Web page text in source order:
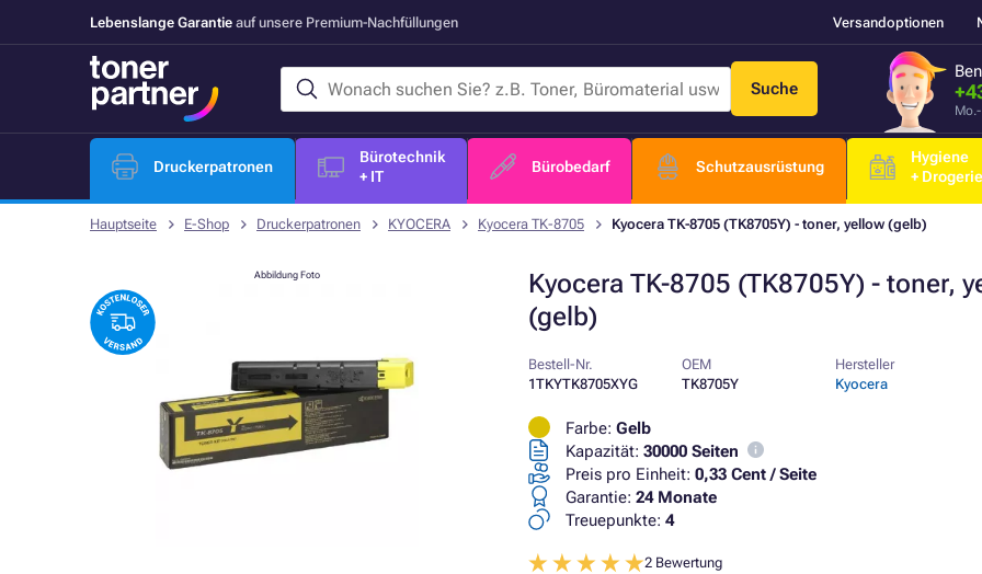
Lebenslange Garantie auf unsere Premium-Nachfüllungen Versandoptionen
Suche
Druckerpatronen
Bürotechnik
+ IT
Bürobedarf Schutzausrüstung
Hygiene
+ Drogerie
Hauptseite E-Shop Druckerpatronen KYOCERA Kyocera TK-8705 Kyocera TK-8705 (TK8705Y) - toner, yellow (gelb)
Kyocera TK-8705 (TK8705Y) - toner,
(gelb)
Abbildung Foto
Bestell-Nr.
1TKYTK8705XYG
OEM
TK8705Y
Hersteller
Kyocera
Farbe: Gelb
Kapazität: 30000 Seiten
Preis pro Einheit: 0,33 Cent / Seite
Garantie: 24 Monate
Treuepunkte: 4
2 Bewertung